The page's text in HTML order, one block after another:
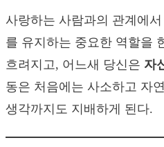
사랑하는 사람과의 관계에
를 유지하는 중요한 역할을
흐려지고, 어느새 당신은 자
동은 처음에는 사소하고 자
생각까지도 지배하게 된다.